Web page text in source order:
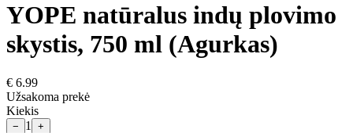
YOPE natūralus indų plovimo
skystis, 750 ml (Agurkas)
€ 6.99
Užsakoma prekė
Kiekis
− 1
+